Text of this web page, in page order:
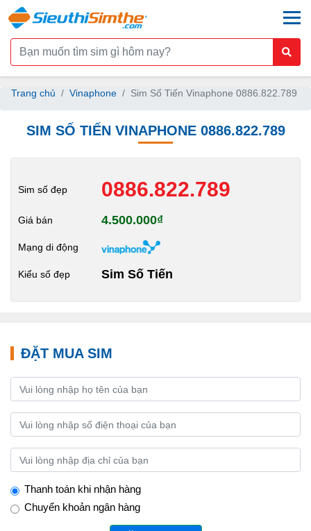
Trang chủ Vinaphone Sim Số Tiến Vinaphone 0886.822.789
SIM SỐ TIẾN VINAPHONE 0886.822.789
Sim số đẹp 0886.822.789
Giá bán 4.500.000₫
Mạng di động
Kiểu số đẹp Sim Số Tiến
ĐẶT MUA SIM
Thanh toán khi nhận hàng
Chuyển khoản ngân hàng